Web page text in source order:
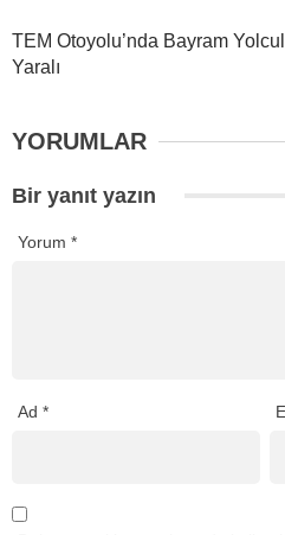
TEM Otoyolu’nda Bayram
Yaralı
YORUMLAR
Bir yanıt yazın
Yorum *
Ad *